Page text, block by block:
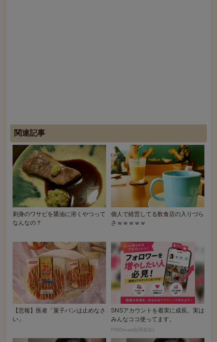
関連記事
刺身のワサビを醤油に溶くやつって
なんなの？
個人で経営してる飲食店の入りづら
さｗｗｗｗｗ
【悲報】医者「菓子パンは止めなさ
い」
SNSアカウントを着実に成長。実は
みんなココ使ってます。
PR(Dreaw合同会社)